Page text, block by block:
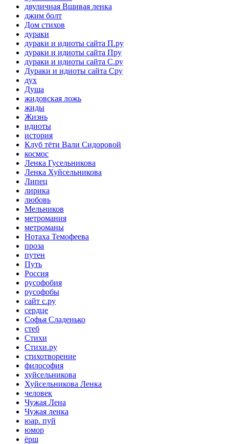
двуличная Вшивая ленка
джим болт
Дом стихов
дураки
дураки и идиоты сайта П.ру
дураки и идиоты сайта Пру
дураки и идиоты сайта С.ру
Дураки и идиоты сайта Сру
дух
Душа
жидовская ложь
жиды
Жизнь
идиоты
история
Клуб тёти Вали Сидоровой
космос
Ленка Гусельникова
Ленка Хуйсельникова
Липец
лирика
любовь
Мельников
метромания
метроманы
Нотаха Темофеева
проза
путен
Путь
Россия
русофобия
русофобы
сайт с.ру
сердце
Софья Сладенько
стеб
Стихи
Стихи.ру
стихотворение
философия
хуйсельникова
Хуйсельникова Ленка
человек
Чужая Лена
Чужая ленка
юар. пуй
юмор
ёрш